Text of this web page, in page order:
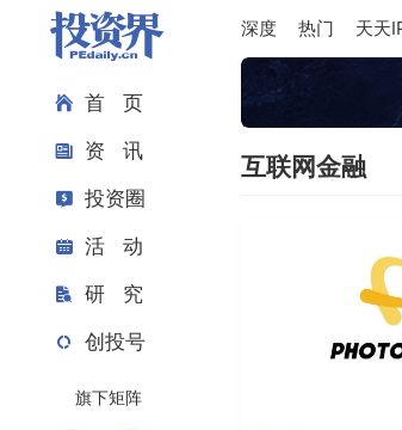
首 页
资 讯
投资圈
活 动
研 究
创投号
旗下矩阵
深度 热门 天天
互联网金融